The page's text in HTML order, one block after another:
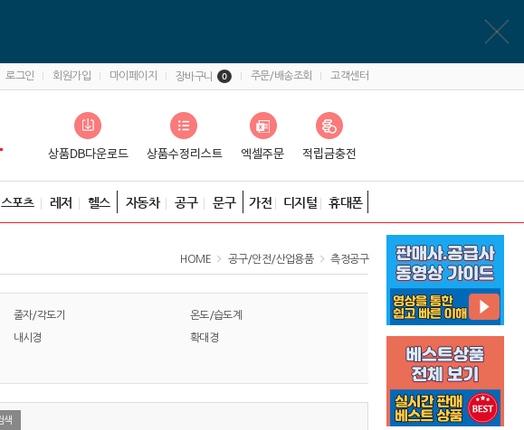
로그인 회원가입 마이페이지 장바구니 0 주문/배송조회 고객센터
스포츠 레저 헬스 자동차 공구 문구 가전 디지털 휴대폰
HOME 공구/안전/산업용품 측정공구
줄자/각도기 온도/습도계
내시경 확대경